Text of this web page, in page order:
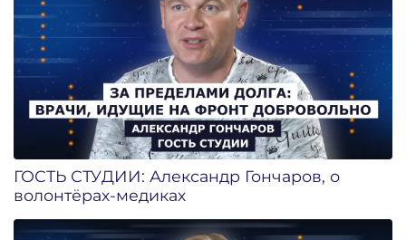
ГОСТЬ СТУДИИ: Александр Гончаров, о
волонтёрах-медиках